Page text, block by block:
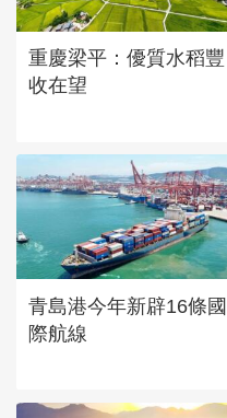
重慶梁平：優質水稻豐
收在望
青島港今年新辟16條國
際航線